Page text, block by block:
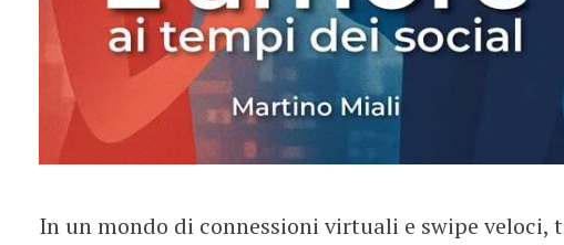
In un mondo di connessioni virtuali e swipe veloci,